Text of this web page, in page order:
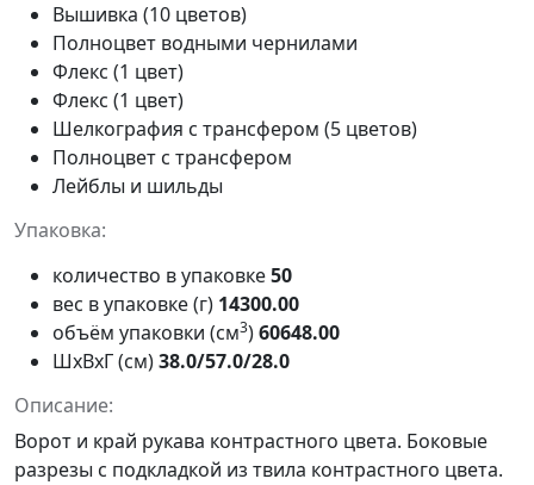
Вышивка (10 цветов)
Полноцвет водными чернилами
Флекс (1 цвет)
Флекс (1 цвет)
Шелкография с трансфером (5 цветов)
Полноцвет с трансфером
Лейблы и шильды
Упаковка:
количество в упаковке50
вес в упаковке (г) 14300.00
объём упаковки (см3)60648.00
ШxВxГ (см)38.0/57.0/28.0
Описание:
Ворот и край рукава контрастного цвета. Боковые
разрезы с подкладкой из твила контрастного цвета.